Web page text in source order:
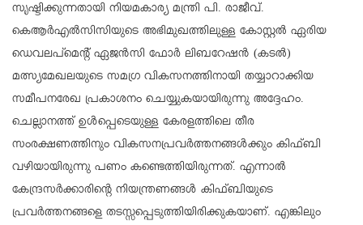
സൃഷ്ടിക്കുന്നതായി നിയമകാര്യ മന്ത്രി പി. രാജീവ്.
കെആർഎൽസിസിയുടെ അഭിമുഖത്തിലുള്ള കോസ്റ്റൽ ഏരിയ
ഡെവലപ്മെന്റ് ഏജൻസി ഫോർ ലിബറേഷൻ (കടൽ)
മത്സ്യമേഖലയുടെ സമഗ്ര വികസനത്തിനായി തയ്യാറാക്കിയ
സമീപനരേഖ പ്രകാശനം ചെയ്യുകയായിരുന്നു അദ്ദേഹം.
ചെല്ലാനത്ത് ഉൾപ്പെടെയുള്ള കേരളത്തിലെ തീര
സംരക്ഷണത്തിനും വികസനപ്രവർത്തനങ്ങൾക്കും കിഫ്ബി
വഴിയായിരുന്നു പണം കണ്ടെത്തിയിരുന്നത്. എന്നാൽ
കേന്ദ്രസർക്കാരിൻ്റെ നിയന്ത്രണങ്ങൾ കിഫ്ബിയുടെ
പ്രവർത്തനങ്ങളെ തടസ്സപ്പെടുത്തിയിരിക്കുകയാണ്. എങ്കിലും